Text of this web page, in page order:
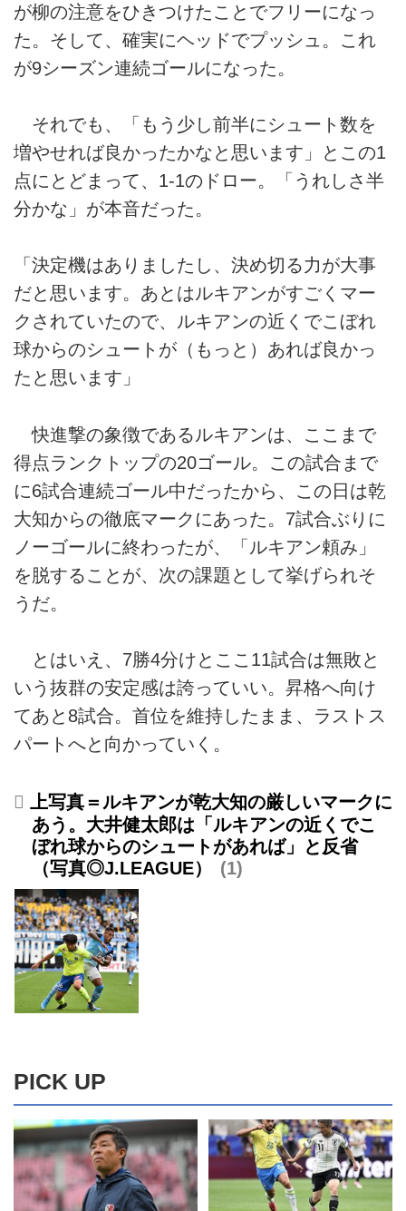
が柳の注意をひきつけたことでフリーになっ
た。そして、確実にヘッドでプッシュ。これ
が9シーズン連続ゴールになった。
それでも、「もう少し前半にシュート数を
増やせれば良かったかなと思います」とこの1
点にとどまって、1-1のドロー。「うれしさ半
分かな」が本音だった。
「決定機はありましたし、決め切る力が大事
だと思います。あとはルキアンがすごくマー
クされていたので、ルキアンの近くでこぼれ
球からのシュートが（もっと）あれば良かっ
たと思います」
快進撃の象徴であるルキアンは、ここまで
得点ランクトップの20ゴール。この試合まで
に6試合連続ゴール中だったから、この日は乾
大知からの徹底マークにあった。7試合ぶりに
ノーゴールに終わったが、「ルキアン頼み」
を脱することが、次の課題として挙げられそ
うだ。
とはいえ、7勝4分けとここ11試合は無敗と
いう抜群の安定感は誇っていい。昇格へ向け
てあと8試合。首位を維持したまま、ラストス
パートへと向かっていく。
上写真＝ルキアンが乾大知の厳しいマークに
あう。大井健太郎は「ルキアンの近くでこ
ぼれ球からのシュートがあれば」と反省
（写真◎J.LEAGUE）
1
PICK UP